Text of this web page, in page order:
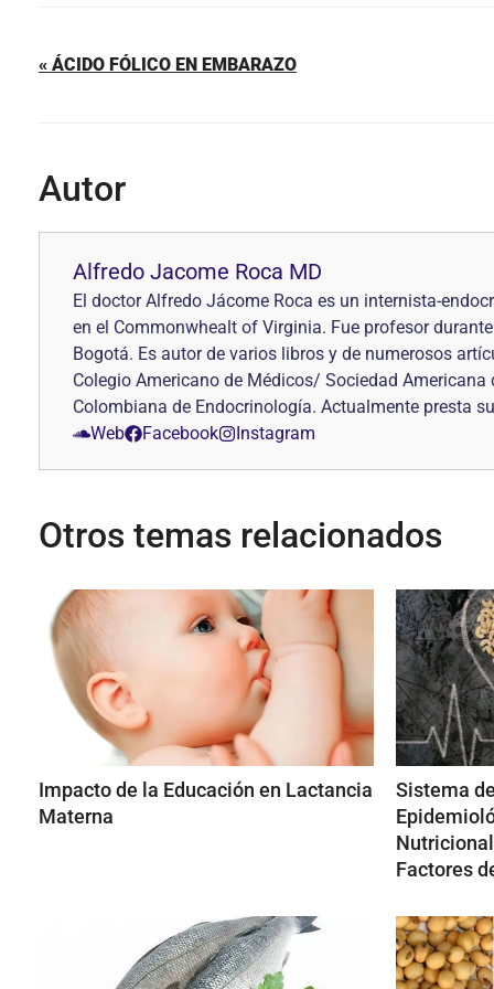
« ÁCIDO FÓLICO EN EMBARAZO
Autor
Alfredo Jacome Roca MD
El doctor Alfredo Jácome Roca es un internista-
en el Commonwhealt of Virginia. Fue profesor
Bogotá. Es autor de varios libros y de numerosos
Colegio Americano de Médicos/ Sociedad
Colombiana de Endocrinología. Actualmente presta
Web
Facebook Instagram
Otros temas relacionados
Impacto de la Educación en Lactancia
Materna
Sistema
Factores